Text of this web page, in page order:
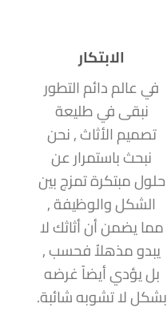
الابتكار
في عالم دائم التطور
نبقى في طليعة
تصميم الأثاث , نحن
نبحث باستمرار عن
حلول مبتكرة تمزج بين
الشكل والوظيفة ,
مما يضمن أن أثاثك لا
يبدو مذهلاُ فحسب ,
بل يؤدي أيضاً غرضه
بشكل لا تشوبه شائبة.